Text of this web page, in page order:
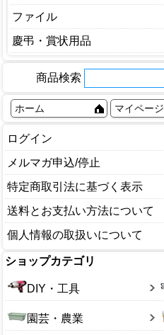
デスクマット
印鑑・スタンプ
黒板・ボード
事務機器
名札・ストラップ・製図
その他
絵の具・クレヨン・画筆
学校用品
定規
万年筆
その他
ルーズリーフ
レポート用紙
集計用紙
封筒・便箋
その他
記録メディア
インクカートリッジ
スマートフォン関連
テプラ用品
ラベルシール
ラベルプリント
FAX用紙
その他
ファイルボックス
CDケース・ラック
レターケース
金庫
ファイル
アルバム
クリアファイル
クリップボード
バインダー
ファイルBOX
名刺整理ケース
その他
慶弔・賞状用品
金封
祝儀用品
色紙・短冊
正月年賀用品
その他
商品検索
ホーム マイページ
ログイン
メルマガ申込/停止
特定商取引法に基づく表示
送料とお支払い方法について
個人情報の取扱いについて
ショップカテゴリ
DIY・工具
園芸・農業